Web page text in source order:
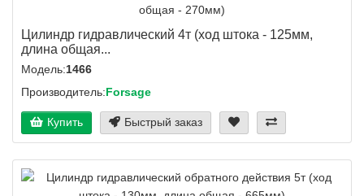
Цилиндр гидравлический 4т (ход штока - 125мм,
длина общая...
Модель:1466
Производитель:Forsage
Купить Быстрый заказ